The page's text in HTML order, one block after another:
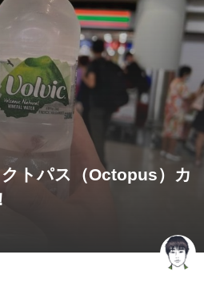
トパス（Octopus）カ